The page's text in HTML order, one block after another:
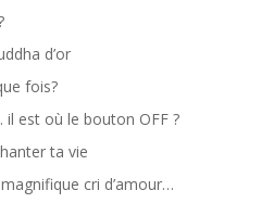
d’or
fois?
est où le bouton OFF ?
ta vie
magnifique cri d’amour…